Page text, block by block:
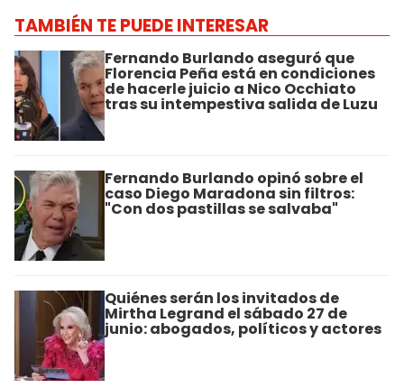
TAMBIÉN TE PUEDE INTERESAR
Fernando Burlando aseguró que
Florencia Peña está en condiciones
de hacerle juicio a Nico Occhiato
tras su intempestiva salida de Luzu
Fernando Burlando opinó sobre el
caso Diego Maradona sin filtros:
"Con dos pastillas se salvaba"
Quiénes serán los invitados de
Mirtha Legrand el sábado 27 de
junio: abogados, políticos y actores